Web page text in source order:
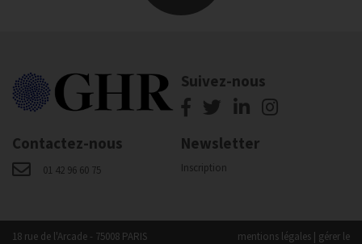
Suivez-nous
Contactez-nous
01 42 96 60 75
Newsletter
Inscription
18 rue de l'Arcade - 75008 PARIS mentions légales | gérer le